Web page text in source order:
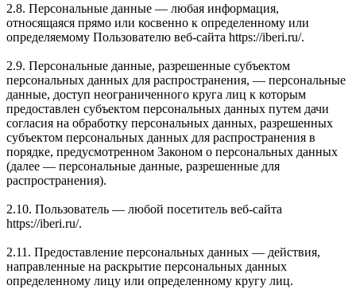
2.8. Персональные данные — любая информация,
относящаяся прямо или косвенно к определенному или
определяемому Пользователю веб-сайта https://iberi.ru/.
2.9. Персональные данные, разрешенные субъектом
персональных данных для распространения, — персональные
данные, доступ неограниченного круга лиц к которым
предоставлен субъектом персональных данных путем дачи
согласия на обработку персональных данных, разрешенных
субъектом персональных данных для распространения в
порядке, предусмотренном Законом о персональных данных
(далее — персональные данные, разрешенные для
распространения).
2.10. Пользователь — любой посетитель веб-сайта
https://iberi.ru/.
2.11. Предоставление персональных данных — действия,
направленные на раскрытие персональных данных
определенному лицу или определенному кругу лиц.